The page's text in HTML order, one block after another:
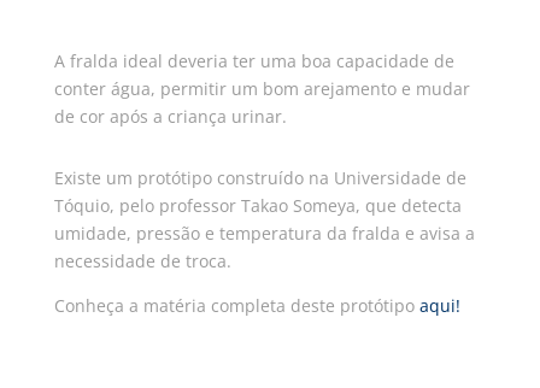
A fralda ideal deveria ter uma boa capacidade de
conter água, permitir um bom arejamento e mudar
de cor após a criança urinar.
Existe um protótipo construído na Universidade de
Tóquio, pelo professor Takao Someya, que detecta
umidade, pressão e temperatura da fralda e avisa a
necessidade de troca.
Conheça a matéria completa deste protótipo aqui!